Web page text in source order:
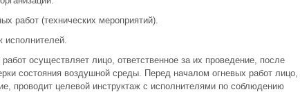
работ (технических мероприятий).
исполнителей.
осуществляет лицо, ответственное за их проведение, после
состояния воздушной среды. Перед началом огневых работ лицо,
проводит целевой инструктаж с исполнителями по соблюдению